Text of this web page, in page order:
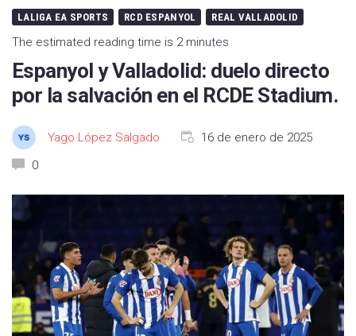
LALIGA EA SPORTS RCD ESPANYOL REAL VALLADOLID
The estimated reading time is 2 minutes
Espanyol y Valladolid: duelo directo
por la salvación en el RCDE Stadium.
Yago López Salgado
16 de enero de 2025
0